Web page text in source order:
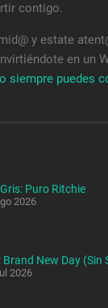
contigo.
y estate
en un
siempre puedes
Puro Ritchie
2026
New Day (Sin
2026